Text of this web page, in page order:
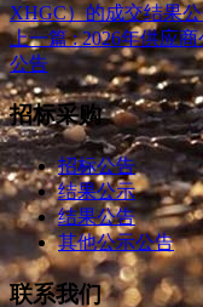
XHGC）的成交结果
上一篇 : 2026年供应
公告
招标采购
招标公告
结果公示
结果公告
其他公示公告
联系我们